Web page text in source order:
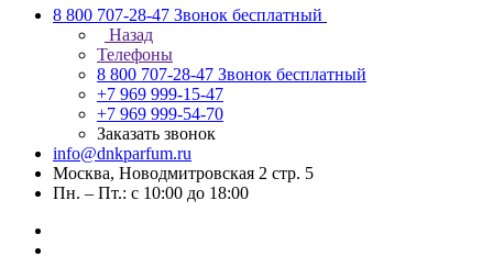
8 800 707-28-47 Звонок бесплатный
Назад
Телефоны
8 800 707-28-47 Звонок бесплатный
+7 969 999-15-47
+7 969 999-54-70
Заказать звонок
info@dnkparfum.ru
Москва, Новодмитровская 2 стр. 5
Пн. – Пт.: с 10:00 до 18:00